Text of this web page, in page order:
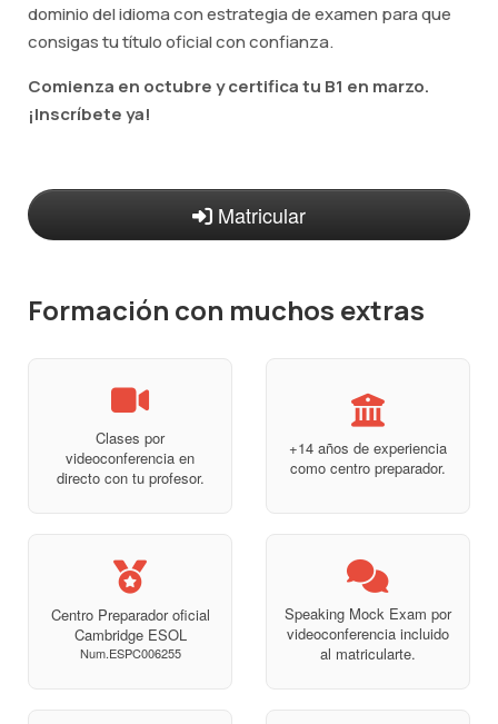
dominio del idioma con estrategia de examen para que
consigas tu título oficial con confianza.
Comienza en octubre y certifica tu B1 en marzo.
¡Inscríbete ya!
Matricular
Formación con muchos extras
Clases por
videoconferencia en
directo con tu profesor.
+14 años de experiencia
como centro preparador.
Centro Preparador oficial
Cambridge ESOL
Num.ESPC006255
Speaking Mock Exam por
videoconferencia incluido
al matricularte.